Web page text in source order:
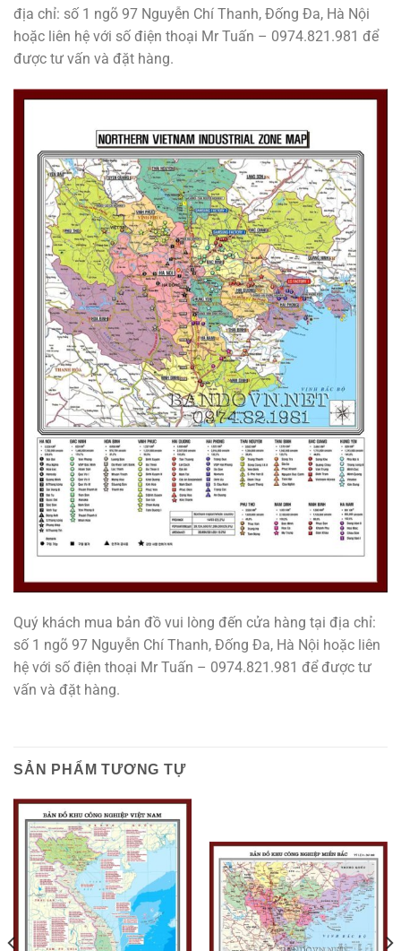
địa chỉ: số 1 ngõ 97 Nguyễn Chí Thanh, Đống Đa, Hà Nội
hoặc liên hệ với số điện thoại Mr Tuấn – 0974.821.981 để
được tư vấn và đặt hàng.
Quý khách mua bản đồ vui lòng đến cửa hàng tại địa chỉ:
số 1 ngõ 97 Nguyễn Chí Thanh, Đống Đa, Hà Nội hoặc liên
hệ với số điện thoại Mr Tuấn – 0974.821.981 để được tư
vấn và đặt hàng.
SẢN PHẨM TƯƠNG TỰ